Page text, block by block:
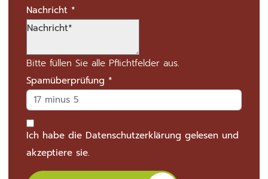
Nachricht *
Bitte füllen Sie alle Pflichtfelder aus.
Spamüberprüfung*
Ich habe die Datenschutzerklärung gelesen und
akzeptiere sie.